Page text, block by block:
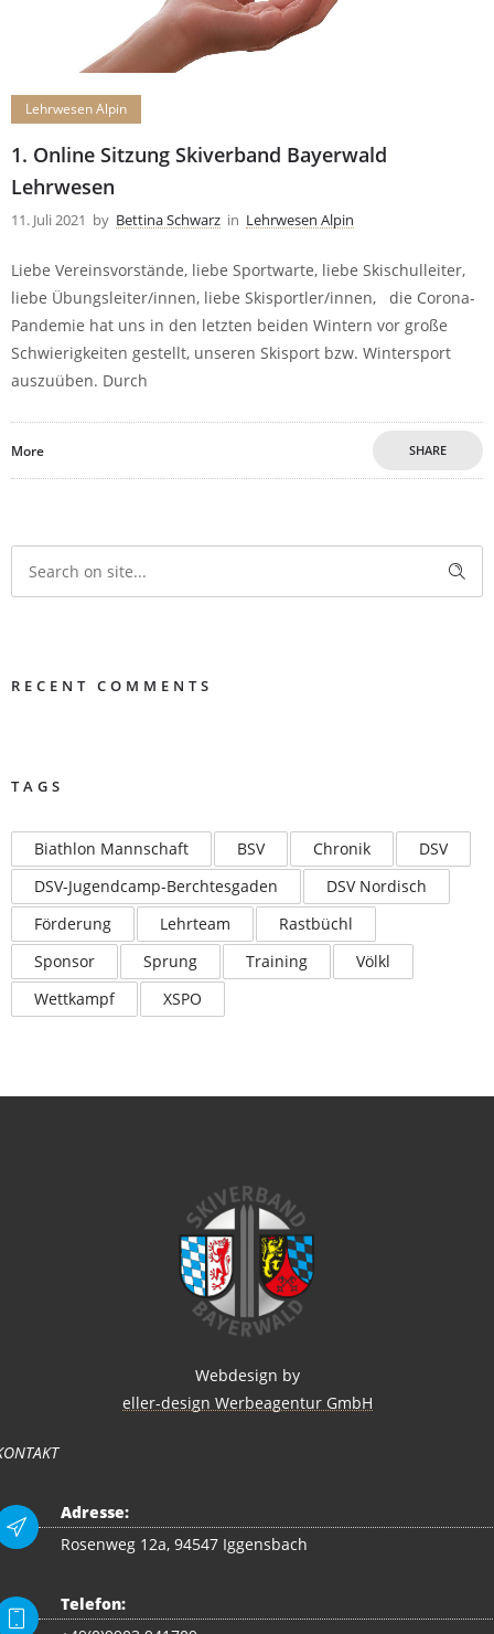
Lehrwesen Alpin
1. Online Sitzung Skiverband Bayerwald
Lehrwesen
11. Juli 2021 by Bettina Schwarz in Lehrwesen Alpin
Liebe Vereinsvorstände, liebe Sportwarte, liebe Skischulleiter,
liebe Übungsleiter/innen, liebe Skisportler/innen, die Corona-
Pandemie hat uns in den letzten beiden Wintern vor große
Schwierigkeiten gestellt, unseren Skisport bzw. Wintersport
auszuüben. Durch
More SHARE
RECENT COMMENTS
TAGS
Biathlon Mannschaft BSV Chronik
DSV
DSV-Jugendcamp-Berchtesgaden
DSV Nordisch
Förderung
Lehrteam
Rastbüchl
Sponsor
Sprung Training
Völkl
Wettkampf
XSPO
Webdesign by
eller-design Werbeagentur GmbH
Adresse:
Rosenweg 12a, 94547 Iggensbach
Telefon: